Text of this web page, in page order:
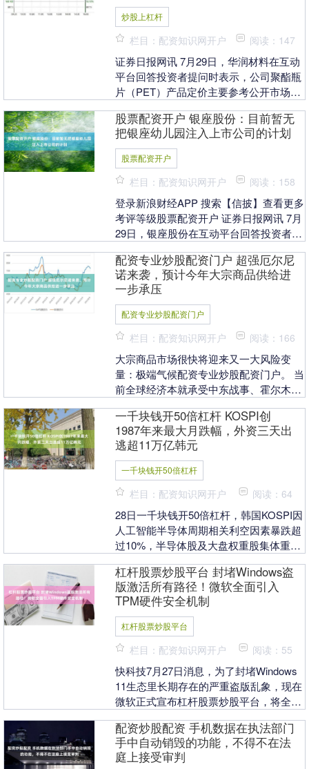
炒股上杠杆
栏目：配资知识网开户 阅读：147
证券日报网讯 7月29日，华润材料在互动
平台回答投资者提问时表示，公司聚酯瓶
片（PET）产品定价主要参考公开市场行
单情况综合....
股票配资开户 银座股份：目前暂无
把银座幼儿园注入上市公司的计划
股票配资开户
栏目：配资知识网开户 阅读：158
登录新浪财经APP 搜索【信披】查看更多
考评等级股票配资开户 证券日报网讯 7月
29日，银座股份在互动平台回答投资者提
市公司....
配资专业炒股配资门户 超强厄尔尼
诺来袭，预计今年大宗商品供给进
一步承压
配资专业炒股配资门户
栏目：配资知识网开户 阅读：166
大宗商品市场很快将迎来又一大风险变
量：极端气候配资专业炒股配资门户。 当
前全球经济本就承受中东战事、霍尔木兹
商品供给本已偏紧....
一千块钱开50倍杠杆 KOSPI创
1987年来最大月跌幅，外资三天出
逃超11万亿韩元
一千块钱开50倍杠杆
栏目：配资知识网开户 阅读：64
28日一千块钱开50倍杠杆，韩国KOSPI因
人工智能半导体周期相关利空因素暴跌超
过10%，半导体股及大盘权重股集体重
内最大....
杠杆股票炒股平台 封堵Windows盗
版激活所有路径！微软全面引入
TPM硬件安全机制
杠杆股票炒股平台
栏目：配资知识网开户 阅读：55
快科技7月27日消息，为了封堵Windows
11生态里长期存在的严重盗版乱象，现在
微软正式宣布杠杆股票炒股平台，将全面
机....
配资炒股配资 手机数据在执法部门
手中自动销毁的功能，不得不在法
庭上接受审判